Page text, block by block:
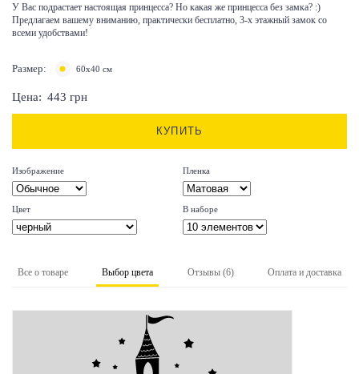
У Вас подрастает настоящая принцесса? Но какая же принцесса без замка? :)
Предлагаем вашему вниманию, практически бесплатно, 3-х этажный замок со
всеми удобствами!
Размер: 60x40 см
Цена: 443 грн
КУПИТЬ
Изображение Пленка
Цвет В наборе
Все о товаре Выбор цвета Отзывы (6) Оплата и доставка